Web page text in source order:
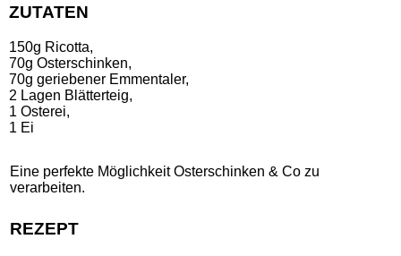
ZUTATEN
150g Ricotta,
70g Osterschinken,
70g geriebener Emmentaler,
2 Lagen Blätterteig,
1 Osterei,
1 Ei
Eine perfekte Möglichkeit Osterschinken & Co zu
verarbeiten.
REZEPT